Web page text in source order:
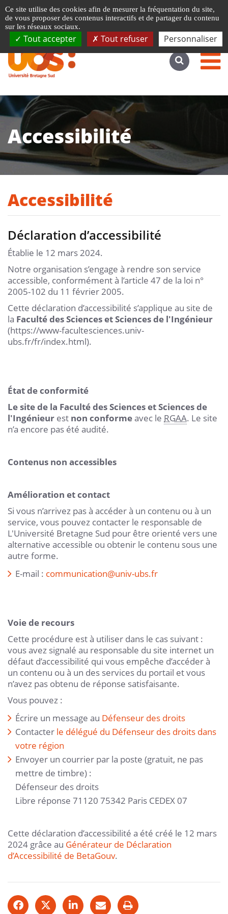
Accéder au site complet
Accessibilité
Accessibilité
Déclaration d’accessibilité
Établie le 12 mars 2024.
Notre organisation s’engage à rendre son service
accessible, conformément à l’article 47 de la loi n°
2005-102 du 11 février 2005.
Cette déclaration d’accessibilité s’applique au site de
la Faculté des Sciences et Sciences de l'Ingénieur
(https://www-facultesciences.univ-
ubs.fr/fr/index.html).
État de conformité
Le site de la Faculté des Sciences et Sciences de
l'Ingénieur est non conformeavec le RGAA. Le site
n’a encore pas été audité.
Contenus non accessibles
Amélioration et contact
Si vous n’arrivez pas à accéder à un contenu ou à un
service, vous pouvez contacter le responsable de
L'Université Bretagne Sud pour être orienté vers une
alternative accessible ou obtenir le contenu sous une
autre forme.
E-mail : communication@univ-ubs.fr
Voie de recours
Cette procédure est à utiliser dans le cas suivant :
vous avez signalé au responsable du site internet un
défaut d’accessibilité qui vous empêche d’accéder à
un contenu ou à un des services du portail et vous
n’avez pas obtenu de réponse satisfaisante.
Vous pouvez :
Écrire un message au Défenseur des droits
Contacter le délégué du Défenseur des droits dans
votre région
Envoyer un courrier par la poste (gratuit, ne pas
mettre de timbre) :
Défenseur des droits
Libre réponse 71120 75342 Paris CEDEX 07
Cette déclaration d’accessibilité a été créé le 12 mars
2024 grâce au Générateur de Déclaration
d’Accessibilité de BetaGouv.
Ce site utilise des cookies afin de mesurer la fréquentation du site,
de vous proposer des contenus interactifs et de partager du contenu
sur les réseaux sociaux.
Tout accepter Tout refuser Personnaliser